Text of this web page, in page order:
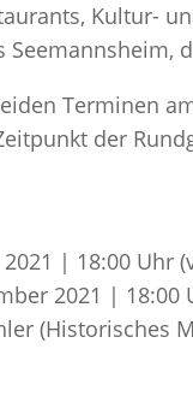
Kultur-
Seemannsheim,
Terminen
der
2021 | 18:00
2021 | 18:00
(Historisches